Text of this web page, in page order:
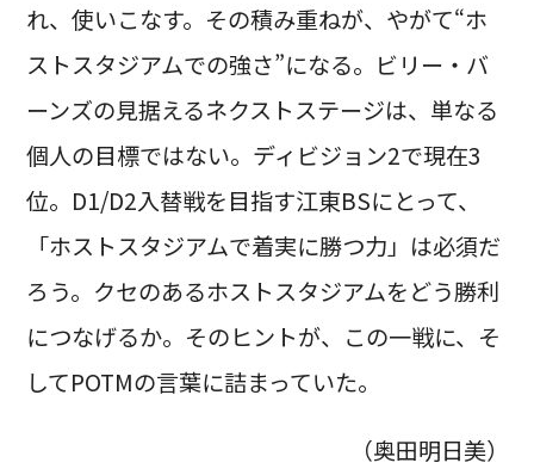
れ、使いこなす。その積み重ねが、やがて“ホ
ストスタジアムでの強さ”になる。ビリー・バ
ーンズの見据えるネクストステージは、単なる
個人の目標ではない。ディビジョン2で現在3
位。D1/D2入替戦を目指す江東BSにとって、
「ホストスタジアムで着実に勝つ力」は必須だ
ろう。クセのあるホストスタジアムをどう勝利
につなげるか。そのヒントが、この一戦に、そ
してPOTMの言葉に詰まっていた。
（奥田明日美）